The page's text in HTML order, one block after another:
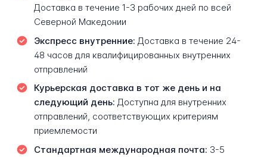
Доставка в течение 1-3 рабочих дней по всей
Северной Македонии
Экспресс внутренние: Доставка в течение 24-
48 часов для квалифицированных внутренних
отправлений
Курьерская доставка в тот же день и на
следующий день: Доступна для внутренних
отправлений, соответствующих критериям
приемлемости
Стандартная международная почта: 3-5